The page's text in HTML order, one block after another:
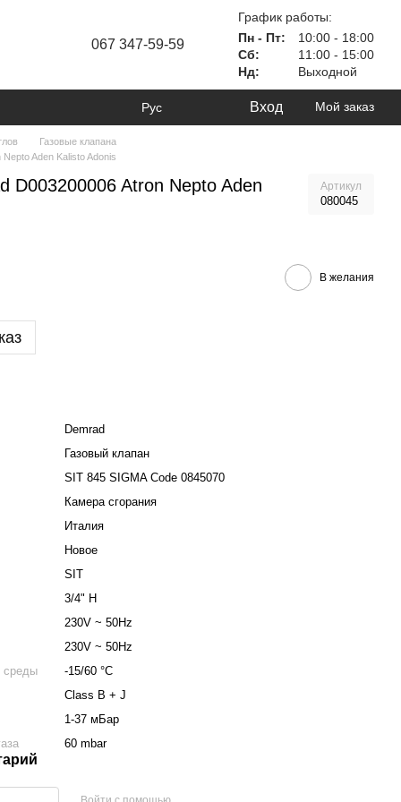
067 347-59-59
График работы:
Пн - Пт:
10:00 - 18:00
Сб:
11:00 - 15:00
Нд:
Выходной
Рус Вход Мой заказ
Газовые клапана
Aden Kalisto Adonis
D003200006 Atron Nepto Aden Артикул
080045
В желания
Demrad
Газовый клапан
SIT 845 SIGMA Code 0845070
Камера сгорания
Италия
Новое
SIT
3/4" Н
230V ~ 50Hz
230V ~ 50Hz
среды
-15/60 °С
Class B + J
1-37 мБар
60 mbar